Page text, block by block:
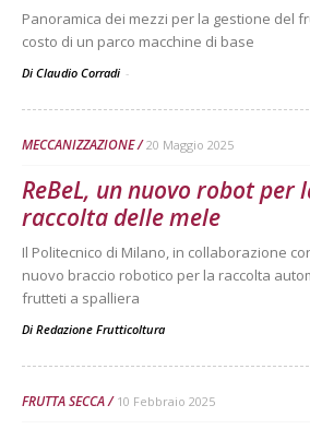
Panoramica dei mezzi per la gestione del
costo di un parco macchine di base
Di Claudio Corradi -
MECCANIZZAZIONE 20 Maggio 2025
ReBeL, un nuovo robot per
raccolta delle mele
Il Politecnico di Milano, in collaborazione
nuovo braccio robotico per la raccolta
frutteti a spalliera
Di Redazione Frutticoltura
FRUTTA SECCA 10 Febbraio 2025